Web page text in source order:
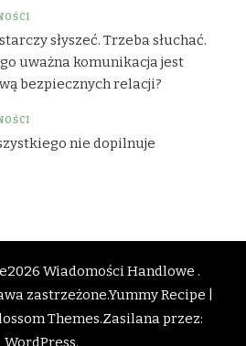
słyszeć. Trzeba słuchać.
uważna komunikacja jest
bezpiecznych relacji?
nie dopilnuje
Wiadomości Handlowe .
zastrzeżone.Yummy Recipe |
Themes.Zasilana przez:
WordPress.